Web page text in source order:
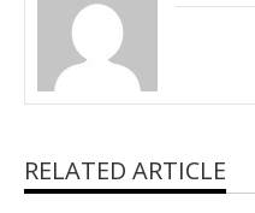
RELATED ARTICLE